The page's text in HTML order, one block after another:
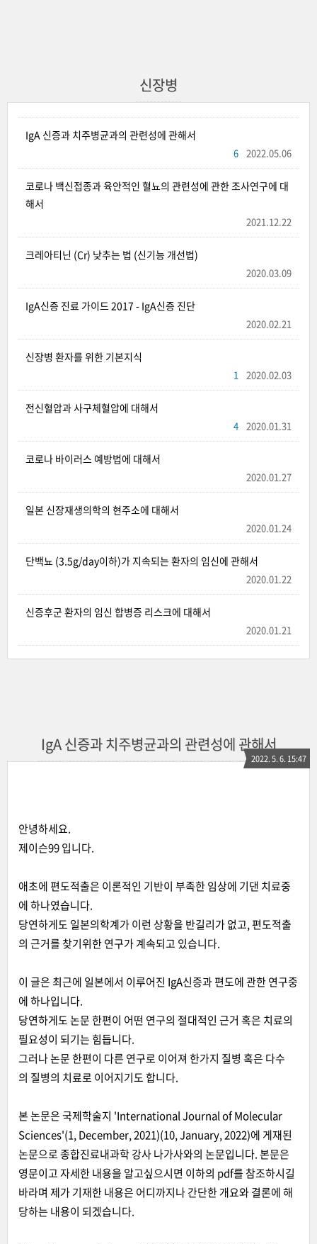
신장병
IgA 신증과 치주병균과의 관련성에 관해서
2022.05.06
6
코로나 백신접종과 육안적인 혈뇨의 관련성에 관한 조사연구에 대
해서
2021.12.22
크레아티닌 (Cr) 낮추는 법 (신기능 개선법)
2020.03.09
IgA신증 진료 가이드 2017 - IgA신증 진단
2020.02.21
신장병 환자를 위한 기본지식
2020.02.03
1
전신혈압과 사구체혈압에 대해서
2020.01.31
4
코로나 바이러스 예방법에 대해서
2020.01.27
일본 신장재생의학의 현주소에 대해서
2020.01.24
단백뇨 (3.5g/day이하)가 지속되는 환자의 임신에 관해서
2020.01.22
신증후군 환자의 임신 합병증 리스크에 대해서
2020.01.21
IgA 신증과 치주병균과의 관련성에 관해서
2022. 5. 6. 15:47
안녕하세요.
제이슨99 입니다.
애초에 편도적출은 이론적인 기반이 부족한 임상에 기댄 치료중
에 하나였습니다.
당연하게도 일본의학계가 이런 상황을 반길리가 없고, 편도적출
의 근거를 찾기위한 연구가 계속되고 있습니다.
이 글은 최근에 일본에서 이루어진 IgA신증과 편도에 관한 연구중
에 하나입니다.
당연하게도 논문 한편이 어떤 연구의 절대적인 근거 혹은 치료의
필요성이 되기는 힘듭니다.
그러나 논문 한편이 다른 연구로 이어져 한가지 질병 혹은 다수
의 질병의 치료로 이어지기도 합니다.
본 논문은 국제학술지 'International Journal of Molecular
Sciences'(1, December, 2021)(10, January, 2022)에 게재된
논문으로 종합진료내과학 강사 나가사와의 논문입니다. 본문은
영문이고 자세한 내용을 알고싶으시면 이하의 pdf를 참조하시길
바라며 제가 기재한 내용은 어디까지나 간단한 개요와 결론에 해
당하는 내용이 되겠습니다.